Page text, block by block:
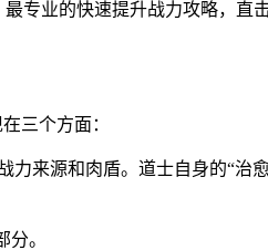
专业的快速提升战力攻略，直
三个方面：
来源和肉盾。道士自身的“治
。